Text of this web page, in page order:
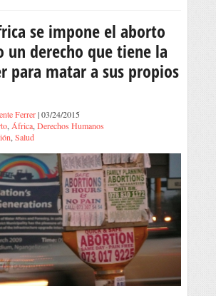
se impone el aborto
un derecho que tiene la
para matar a sus propios
Ferrer| 03/24/2015
,África,Derechos Humanos
,Salud